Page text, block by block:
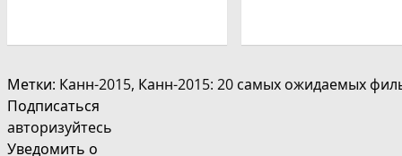
Метки: Канн-2015, Канн-2015: 20 самых ожидаемых
Подписаться
авторизуйтесь
Уведомить о